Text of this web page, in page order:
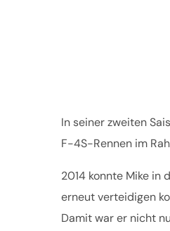
In seiner zweiten
F-4S-Rennen im
2014 konnte Mike in
erneut verteidigen
Damit war er nicht